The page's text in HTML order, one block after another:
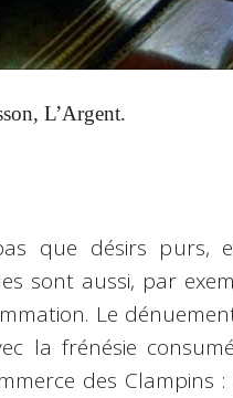
L’Argent.
que désirs purs,
sont aussi, par
Le
la frénésie
des Clampins :